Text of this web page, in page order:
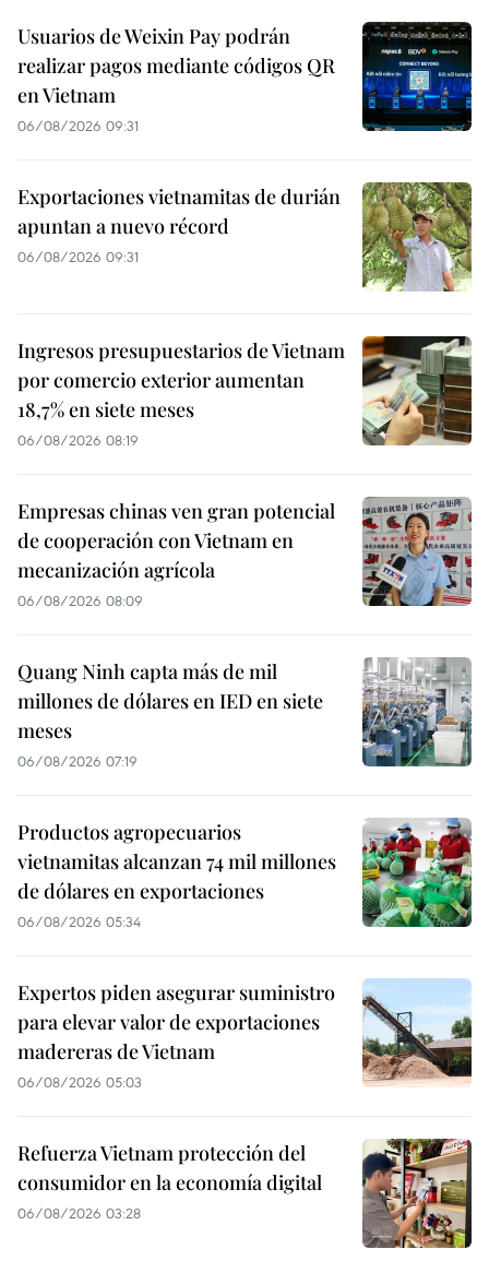
Usuarios de Weixin Pay podrán
realizar pagos mediante códigos QR
en Vietnam
06/08/2026 09:31
Exportaciones vietnamitas de durián
apuntan a nuevo récord
06/08/2026 09:31
Ingresos presupuestarios de Vietnam
por comercio exterior aumentan
18,7% en siete meses
06/08/2026 08:19
Empresas chinas ven gran potencial
de cooperación con Vietnam en
mecanización agrícola
06/08/2026 08:09
Quang Ninh capta más de mil
millones de dólares en IED en siete
meses
06/08/2026 07:19
Productos agropecuarios
vietnamitas alcanzan 74 mil millones
de dólares en exportaciones
06/08/2026 05:34
Expertos piden asegurar suministro
para elevar valor de exportaciones
madereras de Vietnam
06/08/2026 05:03
Refuerza Vietnam protección del
consumidor en la economía digital
06/08/2026 03:28